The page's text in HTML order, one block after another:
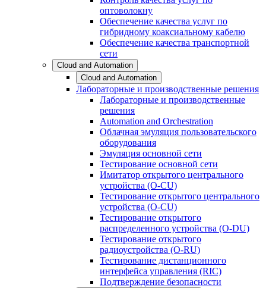
оптоволокну
Обеспечение качества услуг по
гибридному коаксиальному кабелю
Обеспечение качества транспортной
сети
Cloud and Automation
Cloud and Automation
Лабораторные и производственные решения
Лабораторные и производственные
решения
Automation and Orchestration
Облачная эмуляция пользовательского
оборудования
Эмуляция основной сети
Тестирование основной сети
Имитатор открытого центрального
устройства (O-CU)
Тестирование открытого центрального
устройства (O-CU)
Тестирование открытого
распределенного устройства (O-DU)
Тестирование открытого
радиоустройства (O-RU)
Тестирование дистанционного
интерфейса управления (RIC)
Подтверждение безопасности